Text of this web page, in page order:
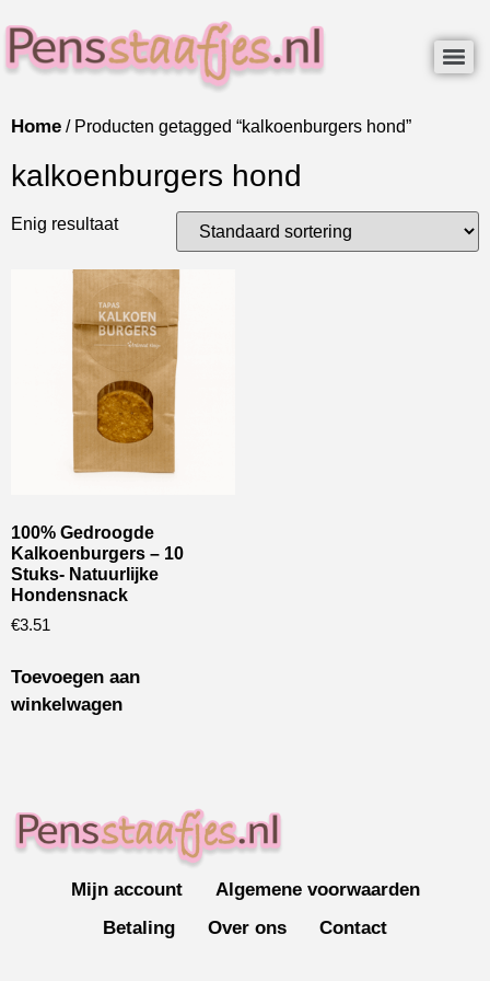
Home / Producten getagged “kalkoenburgers hond”
kalkoenburgers hond
Enig resultaat
100% Gedroogde
Kalkoenburgers – 10
Stuks- Natuurlijke
Hondensnack
€3.51
Toevoegen aan
winkelwagen
Mijn account
Algemene voorwaarden
Betaling
Over ons Contact